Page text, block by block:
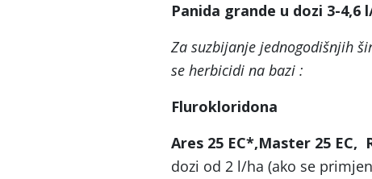
Panida grande u dozi 3-4,6
Za suzbijanje jednogodišnjih
se herbicidi na bazi :
Flurokloridona
Ares 25 EC*,Master 25 EC,
dozi od 2 l/ha (ako se